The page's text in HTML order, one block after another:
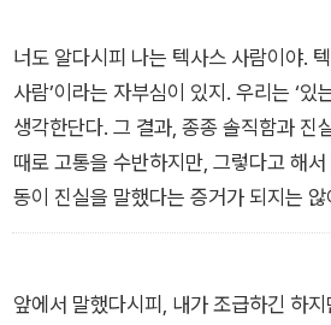
“자비 Kindness” _2003년 10월 27일
너도 알다시피 나는 텍사스 사람이야.
사람’이라는 자부심이 있지. 우리는 ‘있
생각한단다. 그 결과, 종종 솔직함과 진
때로 고통을 수반하지만, 그렇다고 해
동이 진실을 말했다는 증거가 되지는
야 할 말을 노골적으로 전해야 한다는
“진실함 Truthfulness” _2004년 10
앞에서 말했다시피, 내가 조급하긴 하